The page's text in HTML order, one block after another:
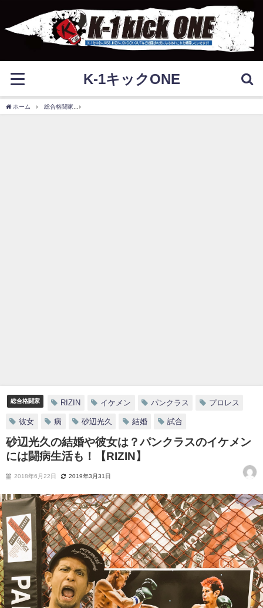
K-1キックONE
ホーム 総合格闘家
総合格闘家 RIZIN イケメン パンクラス プロレス
彼女 病 砂辺光久 結婚 試合
砂辺光久の結婚や彼女は？パンクラスのイケメン
には闘病生活も！【RIZIN】
2018年6月22日 2019年3月31日